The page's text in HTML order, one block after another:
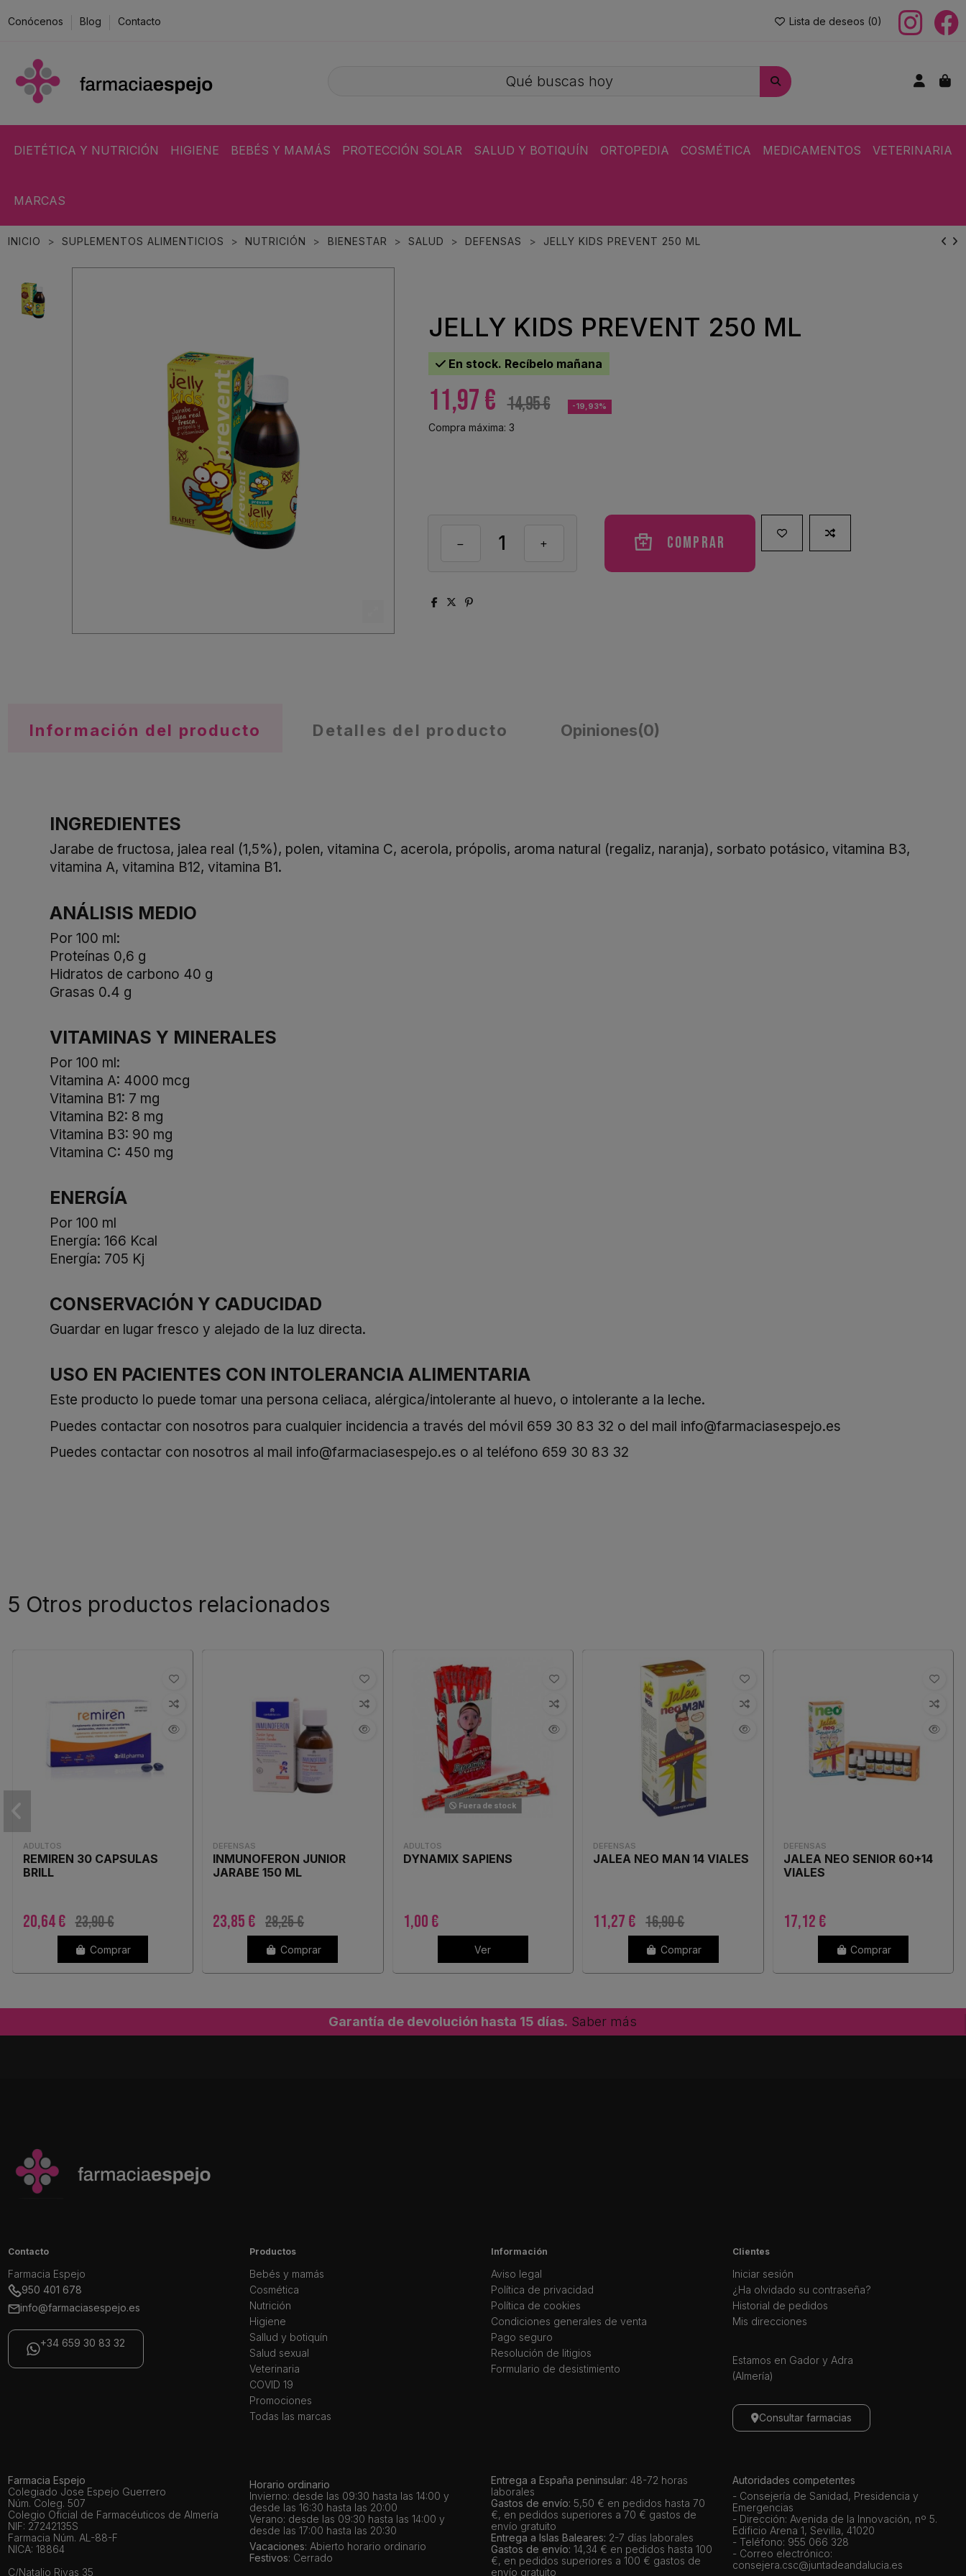
Conócenos Blog Contacto Lista de deseos (0)
DIETÉTICA Y NUTRICIÓN HIGIENE BEBÉS Y MAMÁS PROTECCIÓN SOLAR SALUD Y BOTIQUÍN ORTOPEDIA COSMÉTICA MEDICAMENTOS VETERINARIA
MARCAS
INICIO SUPLEMENTOS ALIMENTICIOS NUTRICIÓN BIENESTAR SALUD DEFENSAS JELLY KIDS PREVENT 250 ML
JELLY KIDS PREVENT 250 ML
En stock. Recíbelo mañana
11,97 € 14,95 € -19,93%
Compra máxima: 3
Comprar
Información del producto Detalles del producto Opiniones(0)
INGREDIENTES
Jarabe de fructosa, jalea real (1,5%), polen, vitamina C, acerola, própolis, aroma natural (regaliz, naranja), sorbato potásico, vitamina B3,
vitamina A, vitamina B12, vitamina B1.
ANÁLISIS MEDIO
Por 100 ml:
Proteínas 0,6 g
Hidratos de carbono 40 g
Grasas 0.4 g
VITAMINAS Y MINERALES
Por 100 ml:
Vitamina A: 4000 mcg
Vitamina B1: 7 mg
Vitamina B2: 8 mg
Vitamina B3: 90 mg
Vitamina C: 450 mg
ENERGÍA
Por 100 ml
Energía: 166 Kcal
Energía: 705 Kj
CONSERVACIÓN Y CADUCIDAD
Guardar en lugar fresco y alejado de la luz directa.
USO EN PACIENTES CON INTOLERANCIA ALIMENTARIA
Este producto lo puede tomar una persona celiaca, alérgica/intolerante al huevo, o intolerante a la leche.
Puedes contactar con nosotros para cualquier incidencia a través del móvil 659 30 83 32 o del mail info@farmaciasespejo.es
Puedes contactar con nosotros al mail info@farmaciasespejo.es o al teléfono 659 30 83 32
5 Otros productos relacionados
ADULTOS
REMIREN 30 CAPSULAS
BRILL
20,64 € 23,90 €
Comprar
DEFENSAS
INMUNOFERON JUNIOR
JARABE 150 ML
23,85 € 28,25 €
Comprar
Fuera de stock
ADULTOS
DYNAMIX SAPIENS
1,00 €
Ver
DEFENSAS
JALEA NEO MAN 14 VIALES
11,27 € 16,90 €
Comprar
DEFENSAS
JALEA NEO SENIOR 60+14
VIALES
17,12 €
Comprar
Garantía de devolución hasta 15 días. Saber más
Contacto
Farmacia Espejo
950 401 678
info@farmaciasespejo.es
+34 659 30 83 32
Productos
Bebés y mamás
Cosmética
Nutrición
Higiene
Sallud y botiquín
Salud sexual
Veterinaria
COVID 19
Promociones
Todas las marcas
Información
Aviso legal
Política de privacidad
Política de cookies
Condiciones generales de venta
Pago seguro
Resolución de litigios
Formulario de desistimiento
Clientes
Iniciar sesión
¿Ha olvidado su contraseña?
Historial de pedidos
Mis direcciones
Estamos en Gador y Adra
(Almería)
Consultar farmacias
Farmacia Espejo
Colegiado Jose Espejo Guerrero
Núm. Coleg. 507
Colegio Oficial de Farmacéuticos de Almería
NIF: 27242135S
Farmacia Núm. AL-88-F
NICA: 18864
C/Natalio Rivas 35
Horario ordinario
Invierno: desde las 09:30 hasta las 14:00 y
desde las 16:30 hasta las 20:00
Verano: desde las 09:30 hasta las 14:00 y
desde las 17:00 hasta las 20:30
Vacaciones: Abierto horario ordinario
Festivos: Cerrado
Entrega a España peninsular: 48-72 horas
laborales
Gastos de envío: 5,50 € en pedidos hasta 70
€, en pedidos superiores a 70 € gastos de
envío gratuito
Entrega a Islas Baleares: 2-7 días laborales
Gastos de envío: 14,34 € en pedidos hasta 100
€, en pedidos superiores a 100 € gastos de
envío gratuito
Autoridades competentes
- Consejería de Sanidad, Presidencia y
Emergencias
- Dirección: Avenida de la Innovación, nº 5.
Edificio Arena 1, Sevilla, 41020
- Teléfono: 955 066 328
- Correo electrónico:
consejera.csc@juntadeandalucia.es